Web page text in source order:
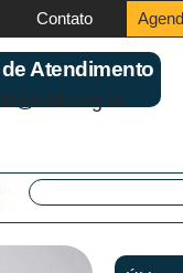
Contato
Atendimento